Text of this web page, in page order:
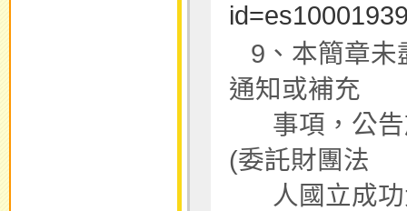
9、本簡章未
通知或補充
事項，公告
(委託財團法
人國立成功